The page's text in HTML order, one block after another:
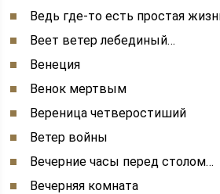
Ведь где-то есть простая
Веет ветер лебединый…
Венеция
Венок мертвым
Вереница четверостиший
Ветер войны
Вечерние часы перед столом…
Вечерняя комната